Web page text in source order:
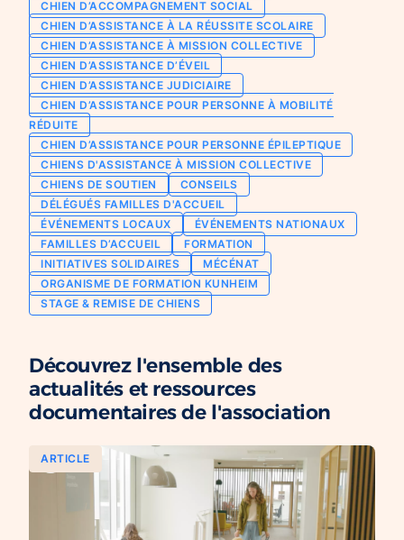
Chien d’assistance pour personne
épileptique
CHIENS À MISSION COLLECTIVE
Chien d’assistance d’accompagnement
social
Chien d’assistance à la réussite scolaire
Chien d’assistance judiciaire
Je deviens mécène ou partenaire
Ils nous soutiennent
Je m’engage / j’engage mes collaborateurs
Je lance une collecte
J’engage mes clients
CHIEN D’ACCOMPAGNEMENT SOCIAL
CHIEN D’ASSISTANCE À LA RÉUSSITE SCOLAIRE
CHIEN D’ASSISTANCE À MISSION COLLECTIVE
CHIEN D’ASSISTANCE D’ÉVEIL
CHIEN D’ASSISTANCE JUDICIAIRE
CHIEN D’ASSISTANCE POUR PERSONNE À MOBILITÉ
RÉDUITE
CHIEN D’ASSISTANCE POUR PERSONNE ÉPILEPTIQUE
CHIENS D'ASSISTANCE À MISSION COLLECTIVE
CHIENS DE SOUTIEN
CONSEILS
DÉLÉGUÉS FAMILLES D'ACCUEIL
ÉVÉNEMENTS LOCAUX
ÉVÉNEMENTS NATIONAUX
FAMILLES D’ACCUEIL
FORMATION
INITIATIVES SOLIDAIRES
MÉCÉNAT
ORGANISME DE FORMATION KUNHEIM
STAGE & REMISE DE CHIENS
Découvrez l'ensemble des
actualités et ressources
documentaires de l'association
ARTICLE